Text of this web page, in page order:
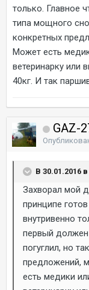
только. Главное
типа мощного
конкретных
Может есть
ветеринарку или
40кг. И так
GAZ-
В 30.01.2016
Захворал мой
принципе
внутривенно
первый
погуглил, но
предложений,
есть медики